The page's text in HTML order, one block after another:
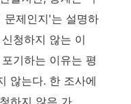
문제인지'는 설명하
청하지 않는 이
기하는 이유는 평
않는다. 한 조사에
하지 않은 가